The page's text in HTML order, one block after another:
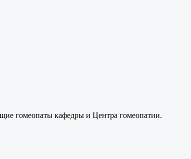
гомеопаты кафедры и Центра гомеопатии.